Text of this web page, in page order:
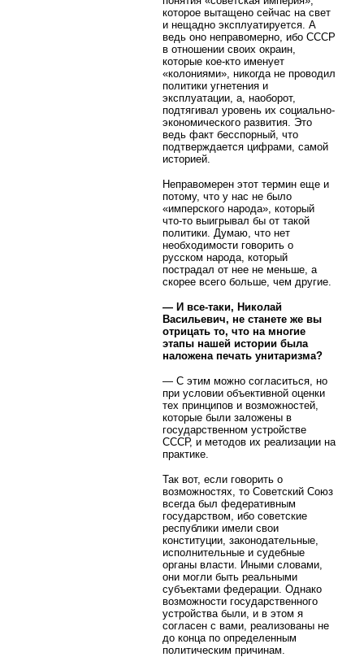
которое вытащено сейчас на свет
и нещадно эксплуатируется. А
ведь оно неправомерно, ибо СССР
в отношении своих окраин,
которые кое-кто именует
«колониями», никогда не проводил
политики угнетения и
эксплуатации, а, наоборот,
подтягивал уровень их социально-
экономического развития. Это
ведь факт бесспорный, что
подтверждается цифрами, самой
историей.
Неправомерен этот термин еще и
потому, что у нас не было
«имперского народа», который
что-то выигрывал бы от такой
политики. Думаю, что нет
необходимости говорить о
русском народа, который
пострадал от нее не меньше, а
скорее всего больше, чем другие.
— И все-таки, Николай
Васильевич, не станете же вы
отрицать то, что на многие
этапы нашей истории была
наложена печать унитаризма?
— С этим можно согласиться, но
при условии объективной оценки
тех принципов и возможностей,
которые были заложены в
государственном устройстве
СССР, и методов их реализации на
практике.
Так вот, если говорить о
возможностях, то Советский Союз
всегда был федеративным
государством, ибо советские
республики имели свои
конституции, законодательные,
исполнительные и судебные
органы власти. Иными словами,
они могли быть реальными
субъектами федерации. Однако
возможности государственного
устройства были, и в этом я
согласен с вами, реализованы не
до конца по определенным
политическим причинам.